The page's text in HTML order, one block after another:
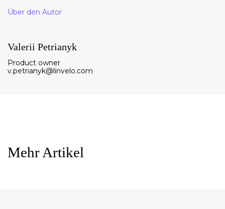
Über den Autor
Valerii Petrianyk
Product owner
v.petrianyk@linvelo.com
Mehr Artikel